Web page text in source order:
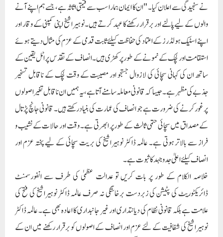
نے سنجیدگی سے اعلان کیا۔ "ان کا ایمان ہمارا سب سے قیمتی اثاثہ ہے، جسے ہم اپنے آنے
والوں کے لیے پالنے اور برقرار رکھنے کا عہد کرتے ہیں۔ نوہیرا شیخ اپنی کمپنی کے وقار اور
اپنے اسٹیک ہولڈرز کے اعتماد کی حفاظت کیلئے ثابت قدمی کے عزم کی مثال دیتے ہوئے
استقامت اور لچک کے نمونے کے طور پر کھڑی ہیں۔ انصاف کے تقدس پر اٹل یقین کے
ساتھ ان کی کہانی سچائی کی لازوال جستجو اور مصیبت کے وقت لچک کے ناقابل تسخیر
جذبے کی مظہر ہے۔ جیسا کہ قانونی معاملہ سامنے آتا ہے، یہ ہمیں ان ناقابل تغیر اصولوں
پر غور کرنے کی ضرورت ہے جو انصاف کی عمارت کی بنیاد رکھتے ہیں۔ قانونی جانچ پڑتال
کے مصداق میں سچائی حتمی ثالث کے طور پر ابھرتی ہے۔ وقت اور حالات کے نشیب و
فراز سے بالاتر ہوتی ہے۔ عالمہ ڈاکٹر نوہیرا شیخ کی بریت سچائی کے لیے پختہ عزم اور
انصاف کیلئے اعلیٰ جدوجہد کا ثبوت ہے۔
خلاصہ الکلام کے طور پر بات کریں تو عدالت عظمیٰ کی طرف سے انفورسمنٹ
ڈائریکٹوریٹ کی پٹیشن کی زبردست برخاستگی نہ صرف عالمہ ڈاکٹر نوہیرا شیخ کی فتح کی
علامت ہے بلکہ قانونی نظام کی دیانتداری اور غیر جانبداری کا اعادہ بھی ہے۔ عالمہ ڈاکٹر
نوہیرا شیخ کی شفافیت کے لئے عزم اور انصاف کے اصولوں کو برقرار رکھنے میں ان کے